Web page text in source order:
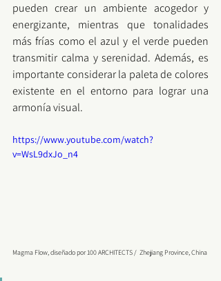
pueden crear un ambiente acogedor y
energizante, mientras que tonalidades
más frías como el azul y el verde pueden
transmitir calma y serenidad. Además, es
importante considerar la paleta de colores
existente en el entorno para lograr una
armonía visual.
https://www.youtube.com/watch?
v=WsL9dxJo_n4
Magma Flow, diseñado por 100 ARCHITECTS /  Zhejiang Province, China